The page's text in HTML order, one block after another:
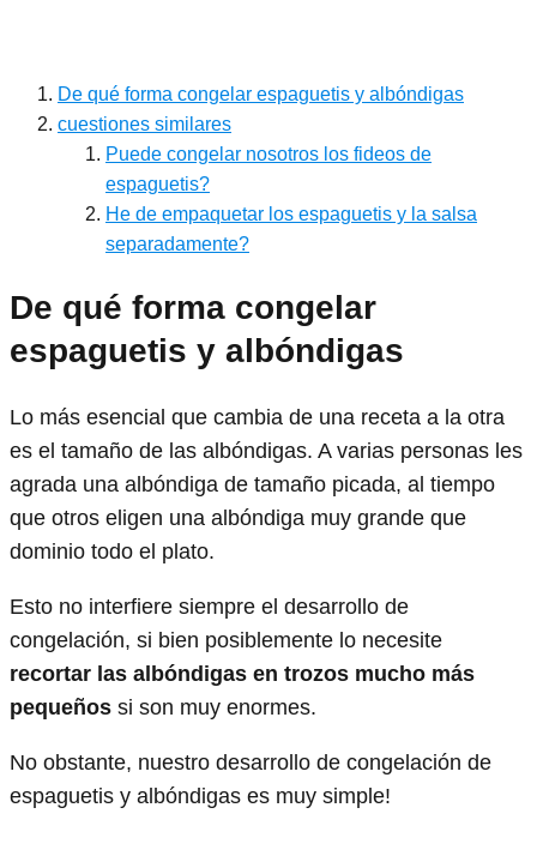
De qué forma congelar espaguetis y albóndigas
cuestiones similares
Puede congelar nosotros los fideos de
espaguetis?
He de empaquetar los espaguetis y la salsa
separadamente?
De qué forma congelar
espaguetis y albóndigas
Lo más esencial que cambia de una receta a la otra
es el tamaño de las albóndigas. A varias personas les
agrada una albóndiga de tamaño picada, al tiempo
que otros eligen una albóndiga muy grande que
dominio todo el plato.
Esto no interfiere siempre el desarrollo de
congelación, si bien posiblemente lo necesite
recortar las albóndigas en trozos mucho más
pequeños si son muy enormes.
No obstante, nuestro desarrollo de congelación de
espaguetis y albóndigas es muy simple!